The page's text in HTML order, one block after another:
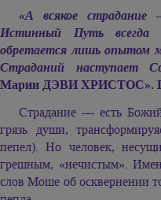
«А всякое
Истинный Путь
обретается лишь опытом
Страданий наступает
Марии ДЭВИ ХРИСТОС».
Cтрадание — есть
грязь души,
пепел). Но человек,
грешным, «нечистым».
слов Моше об осквернении